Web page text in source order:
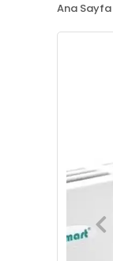
Ana Sayfa